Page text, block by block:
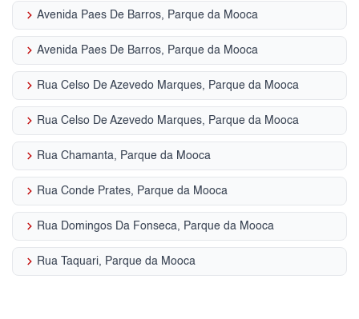
keyboard_arrow_right Avenida Paes De Barros, Parque da Mooca
keyboard_arrow_right Avenida Paes De Barros, Parque da Mooca
keyboard_arrow_right Rua Celso De Azevedo Marques, Parque da Mooca
keyboard_arrow_right Rua Celso De Azevedo Marques, Parque da Mooca
keyboard_arrow_right Rua Chamanta, Parque da Mooca
keyboard_arrow_right Rua Conde Prates, Parque da Mooca
keyboard_arrow_right Rua Domingos Da Fonseca, Parque da Mooca
keyboard_arrow_right Rua Taquari, Parque da Mooca